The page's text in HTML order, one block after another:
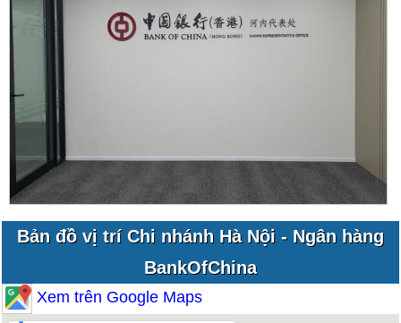
Bản đồ vị trí Chi nhánh Hà Nội - Ngân hàng
BankOfChina
Xem trên Google Maps